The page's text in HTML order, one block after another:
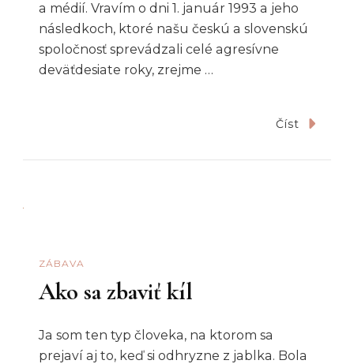
a médií. Vravím o dni 1. január 1993 a jeho
následkoch, ktoré našu českú a slovenskú
spoločnosť sprevádzali celé agresívne
deväťdesiate roky, zrejme …
Číst
ZÁBAVA
Ako sa zbaviť kíl
Ja som ten typ človeka, na ktorom sa
prejaví aj to, keď si odhryzne z jablka. Bola